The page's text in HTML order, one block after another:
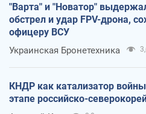
"Варта" и "Новатор"
обстрел и удар FPV-дрона,
офицеру ВСУ
Украинская Бронетехника
КНДР как катализатор
этапе российско-